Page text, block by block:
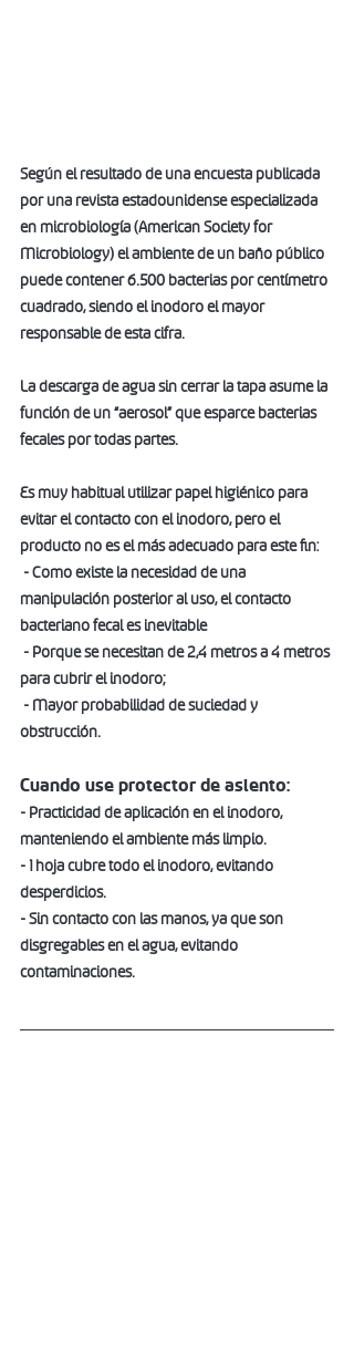
Según el resultado de una encuesta publicada
por una revista estadounidense especializada
en microbiología (American Society for
Microbiology) el ambiente de un baño público
puede contener 6.500 bacterias por centímetro
cuadrado, siendo el inodoro el mayor
responsable de esta cifra.
La descarga de agua sin cerrar la tapa asume la
función de un “aerosol” que esparce bacterias
fecales por todas partes.
Es muy habitual utilizar papel higiénico para
evitar el contacto con el inodoro, pero el
producto no es el más adecuado para este fin:
manipulación posterior al uso, el contacto
bacteriano fecal es inevitable
para cubrir el inodoro;
obstrucción.
Cuando use protector de asiento:
- Practicidad de aplicación en el inodoro,
manteniendo el ambiente más limpio.
- 1 hoja cubre todo el inodoro, evitando
desperdicios.
- Sin contacto con las manos, ya que son
disgregables en el agua, evitando
contaminaciones.